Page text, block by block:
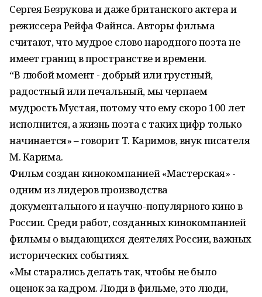
Сергея Безрукова и даже британского актера и
режиссера Рейфа Файнса. Авторы фильма
считают, что мудрое слово народного поэта не
имеет границ в пространстве и времени.
“В любой момент - добрый или грустный,
радостный или печальный, мы черпаем
мудрость Мустая, потому что ему скоро 100 лет
исполнится, а жизнь поэта с таких цифр только
начинается» – говорит Т. Каримов, внук писателя
М. Карима.
Фильм создан кинокомпанией «Мастерская» -
одним из лидеров производства
документального и научно-популярного кино в
России. Среди работ, созданных кинокомпанией
фильмы о выдающихся деятелях России, важных
исторических событиях.
«Мы старались делать так, чтобы не было
оценок за кадром. Люди в фильме, это люди,